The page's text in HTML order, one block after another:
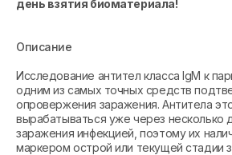
день взятия биоматериала!
Описание
Исследование антител класса IgM к
одним из самых точных средств
опровержения заражения. Антитела
вырабатываться уже через несколько
заражения инфекцией, поэтому их
маркером острой или текущей стадии